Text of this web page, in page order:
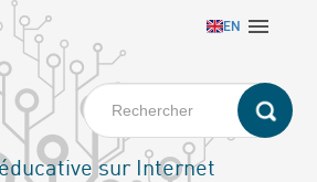
EN 
sur Internet